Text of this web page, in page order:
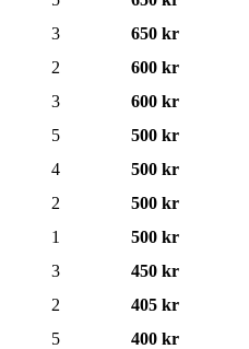
3
650 kr
2
600 kr
3
600 kr
5
500 kr
4
500 kr
2
500 kr
1
500 kr
3
450 kr
2
405 kr
5
400 kr